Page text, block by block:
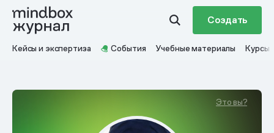
Создать
Кейсы и экспертиза События Учебные материалы Курсы
Это вы?